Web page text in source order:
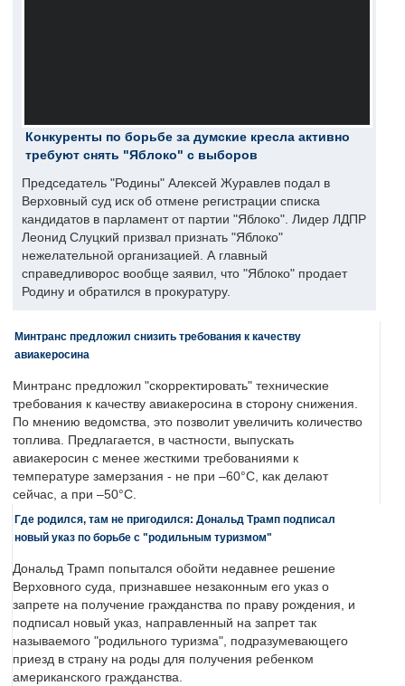
Конкуренты по борьбе за думские кресла активно
требуют снять "Яблоко" с выборов
Председатель "Родины" Алексей Журавлев подал в
Верховный суд иск об отмене регистрации списка
кандидатов в парламент от партии "Яблоко". Лидер ЛДПР
Леонид Слуцкий призвал признать "Яблоко"
нежелательной организацией. А главный
справедливорос вообще заявил, что "Яблоко" продает
Родину и обратился в прокуратуру.
Минтранс предложил снизить требования к качеству
авиакеросина
Минтранс предложил "скорректировать" технические
требования к качеству авиакеросина в сторону снижения.
По мнению ведомства, это позволит увеличить количество
топлива. Предлагается, в частности, выпускать
авиакеросин с менее жесткими требованиями к
температуре замерзания - не при –60°C, как делают
сейчас, а при –50°C.
Где родился, там не пригодился: Дональд Трамп подписал
новый указ по борьбе с "родильным туризмом"
Дональд Трамп попытался обойти недавнее решение
Верховного суда, признавшее незаконным его указ о
запрете на получение гражданства по праву рождения, и
подписал новый указ, направленный на запрет так
называемого "родильного туризма", подразумевающего
приезд в страну на роды для получения ребенком
американского гражданства.